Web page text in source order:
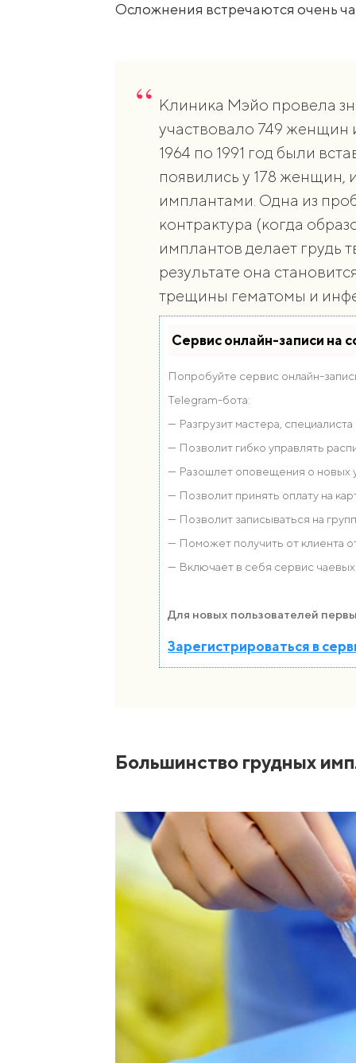
Осложнения встречаются очень
Клиника Мэйо провела
участвовало 749
1964 по 1991 год были
появились у 178 женщин,
имплантами. Одна из
контрактура (когда
имплантов делает грудь
результате она
трещины гематомы и
Сервис онлайн-записи на
Попробуйте сервис онлайн-
Telegram-бота:
— Разгрузит мастера,
— Позволит гибко управлять
— Разошлет оповещения о новых
— Позволит принять оплату на
— Позволит записываться на
— Поможет получить от клиента
— Включает в себя сервис
Для новых пользователей
Зарегистрироваться в
Большинство грудных